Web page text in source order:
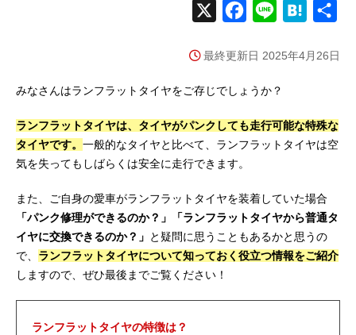
c
o
o
n
t
a
最終更新日 2025年4月26日
みなさんはランフラットタイヤをご存じでしょうか？
ランフラットタイヤは、タイヤがパンクしても走行可能な特殊な
タイヤです。 一般的なタイヤと比べて、ランフラットタイヤは空
気を失ってもしばらくは安全に走行できます。
また、ご自身の愛車がランフラットタイヤを装着していた場合
「パンク修理ができるのか？」「ランフラットタイヤから普通タ
イヤに交換できるのか？」 と疑問に思うこともあるかと思うの
で、 ランフラットタイヤについて知っておく役立つ情報をご紹介
しますので、ぜひ最後までご覧ください！
ランフラットタイヤの特徴は？